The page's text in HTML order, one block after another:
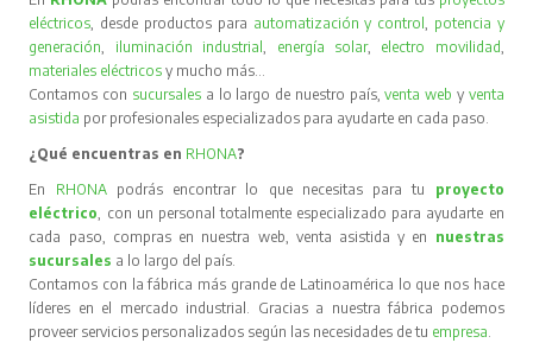
eléctricos , desde productos para automatización y control
potencia y
generación
iluminación industrial energía solar, electro movilidad
materiales eléctricos y mucho más…
Contamos con sucursales a lo largo de nuestro país,venta web y venta
asistida por profesionales especializados para ayudarte en cada paso.
¿Qué encuentras en RHONA?
En RHONA podrás encontrar lo que necesitas para tu proyecto
eléctrico , con un personal totalmente especializado para ayudarte en
cada paso, compras en nuestra web, venta asistida y en nuestras
sucursales a lo largo del país.
Contamos con la fábrica más grande de Latinoamérica lo que nos hace
líderes en el mercado industrial. Gracias a nuestra fábrica podemos
proveer servicios personalizados según las necesidades de tu empresa